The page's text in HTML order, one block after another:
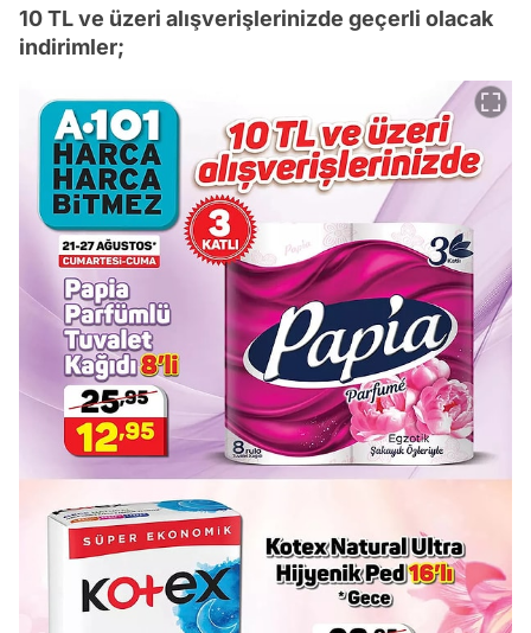
10 TL ve üzeri alışverişlerinizde geçerli olacak
indirimler;